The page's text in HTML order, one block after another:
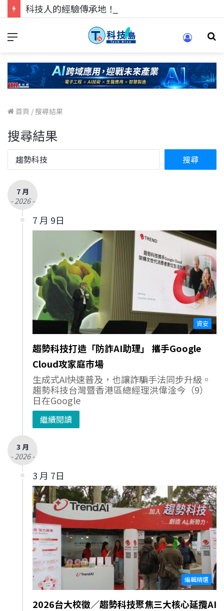
首頁 /搜尋結果
搜尋結果
7 月
- 2026 -
7 月 9日
資安
趨勢科技打造「防詐AI助理」 攜手Google
Cloud攻家庭市場
生成式AI快速普及，也讓詐騙手法同步升級。
趨勢科技台灣暨香港區總經理洪偉淦今（9）
日在Google
繼續閱讀
3 月
- 2026 -
3 月 7日
編輯精選
2026台大校徵／趨勢科技聚焦三大核心延攬AI